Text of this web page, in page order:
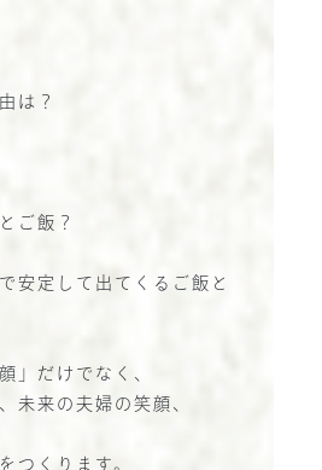
は？
ご飯？
安定して出てくるご飯と
」だけでなく、
未来の夫婦の笑顔、
つくります。